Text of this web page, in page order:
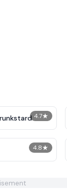
4.7★
4.8★